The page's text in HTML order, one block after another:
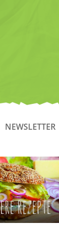
NEWSLETTER